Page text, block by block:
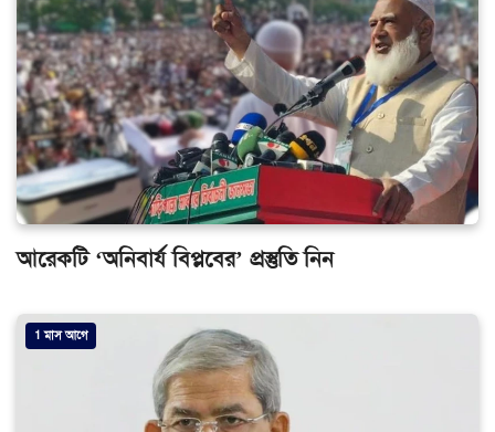
আরেকটি ‘অনিবার্য বিপ্লবের’ প্রস্তুতি নিন
1 মাস আগে